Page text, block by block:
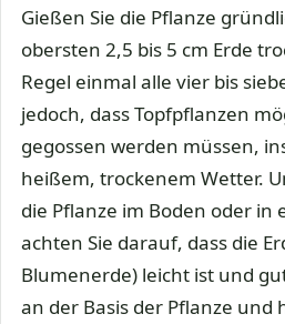
Gießen Sie die Pflanze
obersten 2,5 bis 5 cm Erde
Regel einmal alle vier bis
jedoch, dass Topfpflanzen
gegossen werden müssen,
heißem, trockenem Wetter.
die Pflanze im Boden oder in
achten Sie darauf, dass die
Blumenerde) leicht ist und
an der Basis der Pflanze und